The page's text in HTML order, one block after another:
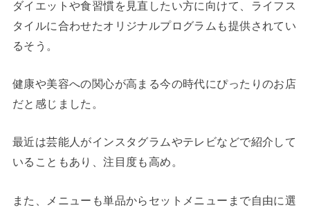
ダイエットや食習慣を見直したい方に向けて、ライフス
タイルに合わせたオリジナルプログラムも提供されてい
るそう。
健康や美容への関心が高まる今の時代にぴったりのお店
だと感じました。
最近は芸能人がインスタグラムやテレビなどで紹介して
いることもあり、注目度も高め。
また、メニューも単品からセットメニューまで自由に選